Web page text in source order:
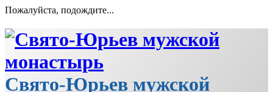
Пожалуйста, подождите...
Перейти
Свято-Юрьев мужской